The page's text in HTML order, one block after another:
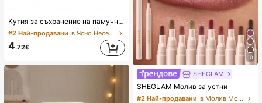
Кутия за съхранение на памучни тампони 10oz с капак, пластмасов контейнер-органайзер, прозрачна кутия за грим и козметика, подходяща за почивка, баня, спалня и други, голям капацитет
#2 Най-продавани в Ясно Несесери и калъфи за грим
4.72€
10
SHEGLAM
SHEGLAM Молив за устни
#2 Най-продавани в Молив Молив за устни